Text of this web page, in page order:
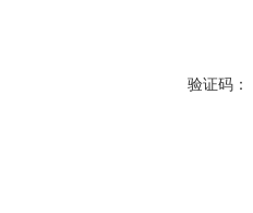
验证码：